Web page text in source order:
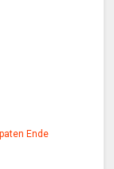
Ende